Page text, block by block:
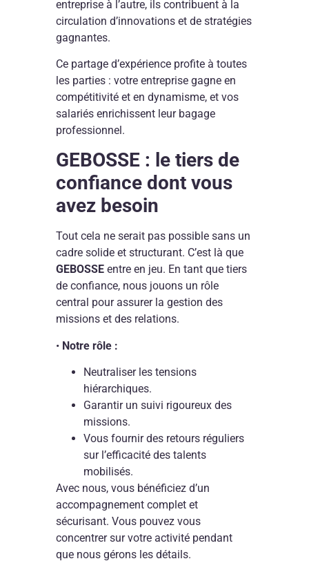
entreprise à l’autre, ils contribuent à la
circulation d’innovations et de stratégies
gagnantes.
Ce partage d’expérience profite à toutes
les parties : votre entreprise gagne en
compétitivité et en dynamisme, et vos
salariés enrichissent leur bagage
professionnel.
GEBOSSE : le tiers de
confiance dont vous
avez besoin
Tout cela ne serait pas possible sans un
cadre solide et structurant. C’est là que
GEBOSSE entre en jeu. En tant que tiers
de confiance, nous jouons un rôle
central pour assurer la gestion des
missions et des relations.
• Notre rôle :
Neutraliser les tensions
hiérarchiques.
Garantir un suivi rigoureux des
missions.
Vous fournir des retours réguliers
sur l’efficacité des talents
mobilisés.
Avec nous, vous bénéficiez d’un
accompagnement complet et
sécurisant. Vous pouvez vous
concentrer sur votre activité pendant
que nous gérons les détails.